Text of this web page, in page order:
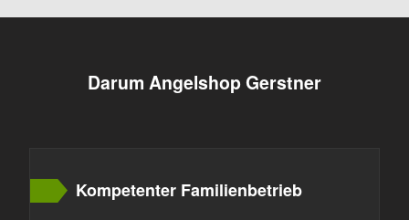
Darum Angelshop Gerstner
Kompetenter Familienbetrieb